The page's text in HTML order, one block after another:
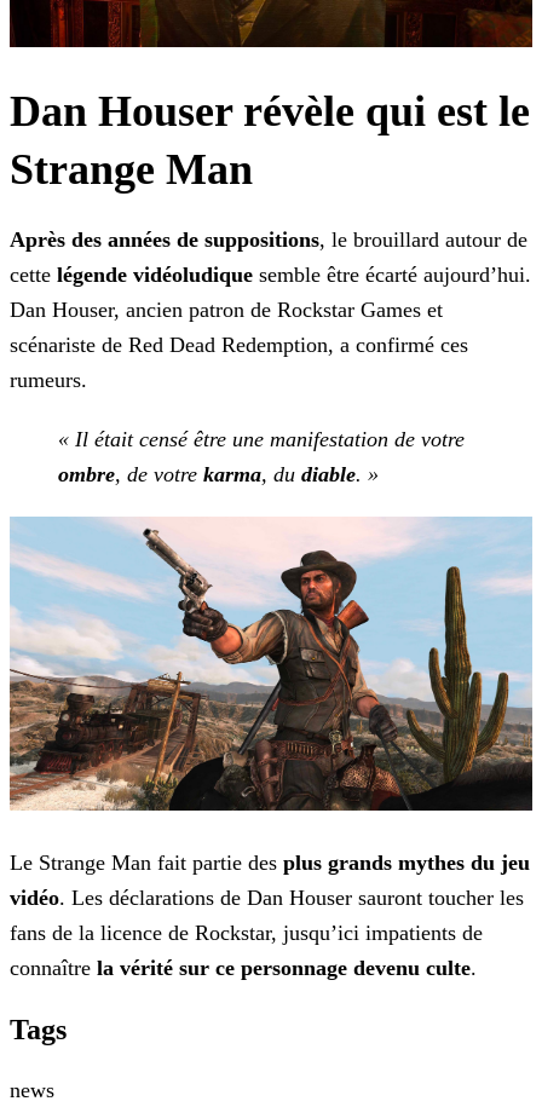
Dan Houser révèle qui est le
Strange Man
Après des années de suppositions, le brouillard autour de
cette légende vidéoludique semble être écarté aujourd’hui.
Dan Houser, ancien patron de Rockstar Games et
scénariste de Red Dead Redemption, a confirmé ces
rumeurs.
« Il était censé être une manifestation de votre
ombre, de votre karma, du diable. »
Le Strange Man fait partie des plus grands mythes du jeu
vidéo. Les déclarations de Dan Houser sauront toucher les
fans de la licence de Rockstar, jusqu’ici impatients de
connaître la vérité sur ce personnage devenu culte.
Tags
news